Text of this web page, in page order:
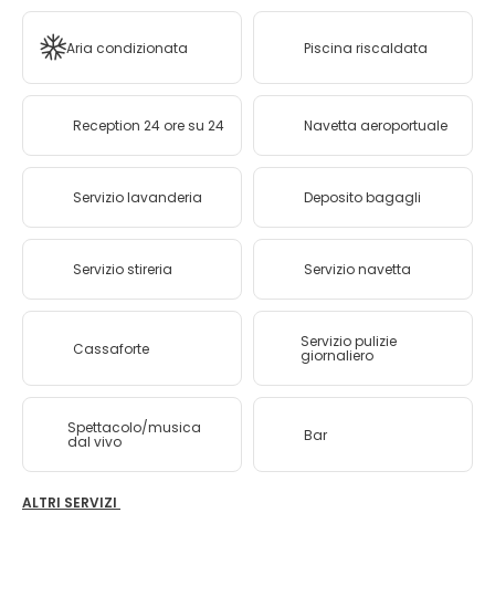
Aria condizionata Piscina riscaldata
Reception 24 ore su 24 Navetta aeroportuale
Servizio lavanderia Deposito bagagli
Servizio stireria Servizio navetta
Cassaforte Servizio pulizie
giornaliero
Spettacolo/musica
dal vivo Bar
ALTRI SERVIZI